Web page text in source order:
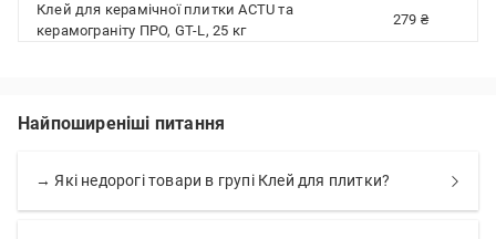
Клей для керамічної плитки ACTU та
керамограніту ПРО, GT-L, 25 кг
279 ₴
Найпоширеніші питання
→ Які недорогі товари в групі Клей для плитки?